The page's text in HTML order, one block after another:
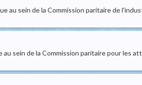
sein de la Commission paritaire de
sein de la Commission paritaire pour les